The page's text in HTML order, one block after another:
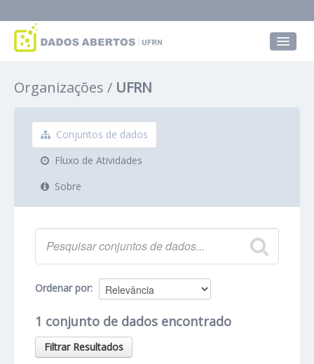
Grupos
Sobre
Organizações UFRN
Conjuntos de dados
Fluxo de Atividades
Sobre
Ordenar por
1 conjunto de dados encontrado
Filtrar Resultados